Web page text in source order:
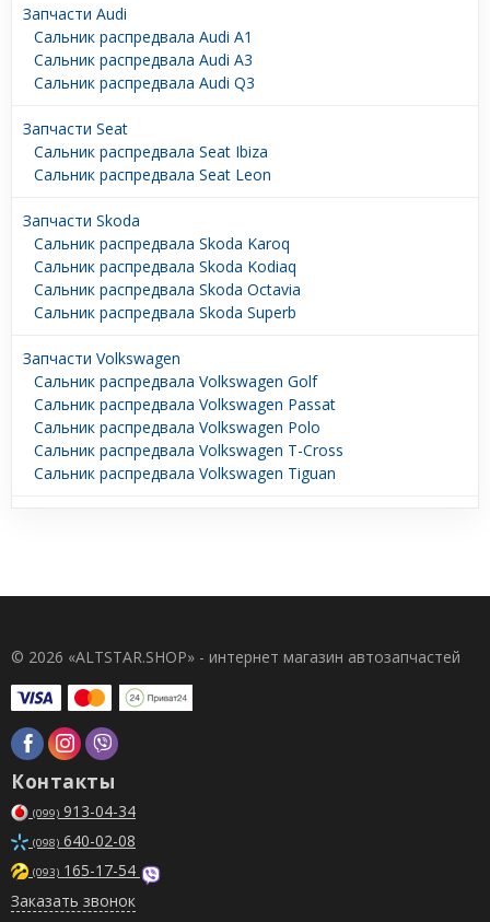
Запчасти Audi
Сальник распредвала Audi A1
Сальник распредвала Audi A3
Сальник распредвала Audi Q3
Запчасти Seat
Сальник распредвала Seat Ibiza
Сальник распредвала Seat Leon
Запчасти Skoda
Сальник распредвала Skoda Karoq
Сальник распредвала Skoda Kodiaq
Сальник распредвала Skoda Octavia
Сальник распредвала Skoda Superb
Запчасти Volkswagen
Сальник распредвала Volkswagen Golf
Сальник распредвала Volkswagen Passat
Сальник распредвала Volkswagen Polo
Сальник распредвала Volkswagen T-Cross
Сальник распредвала Volkswagen Tiguan
© 2026 «ALTSTAR.SHOP» - интернет магазин автозапчастей
Контакты
(099) 913-04-34
(098) 640-02-08
(093) 165-17-54
Заказать звонок